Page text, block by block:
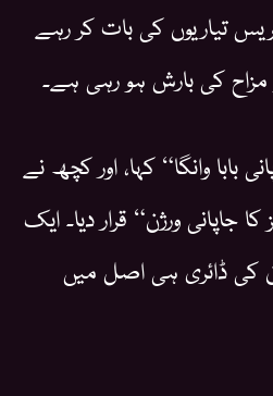
تیاریوں کی بات کر رہے
مزاح کی بارش ہو رہی ہے۔
بابا وانگا“ کہا، اور کچھ نے
جاپانی ورژن“ قرار دیا۔ ایک
کی ڈائری ہی اصل میں